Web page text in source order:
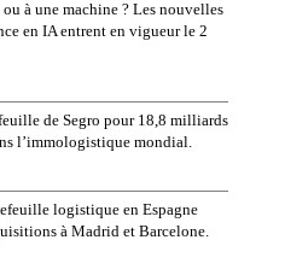
à une machine ? Les nouvelles
en IA entrent en vigueur le 2
de Segro pour 18,8 milliards
l’immologistique mondial.
logistique en Espagne
à Madrid et Barcelone.